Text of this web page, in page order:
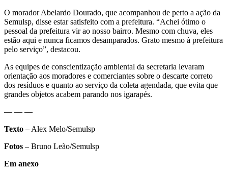
O morador Abelardo Dourado, que acompanhou de perto a ação da
Semulsp, disse estar satisfeito com a prefeitura. “Achei ótimo o
pessoal da prefeitura vir ao nosso bairro. Mesmo com chuva, eles
estão aqui e nunca ficamos desamparados. Grato mesmo à prefeitura
pelo serviço”, destacou.
As equipes de conscientização ambiental da secretaria levaram
orientação aos moradores e comerciantes sobre o descarte correto
dos resíduos e quanto ao serviço da coleta agendada, que evita que
grandes objetos acabem parando nos igarapés.
— — —
Texto – Alex Melo/Semulsp
Fotos – Bruno Leão/Semulsp
Em anexo